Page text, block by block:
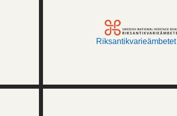
Riksantikvarieämbetet